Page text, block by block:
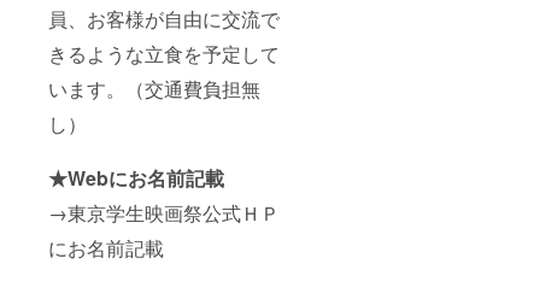
員、お客様が自由に交流で
きるような立食を予定して
います。（交通費負担無
し）
★Webにお名前記載
→東京学生映画祭公式ＨＰ
にお名前記載